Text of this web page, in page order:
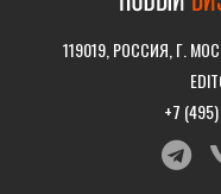
119019, РОССИЯ, Г.
+7